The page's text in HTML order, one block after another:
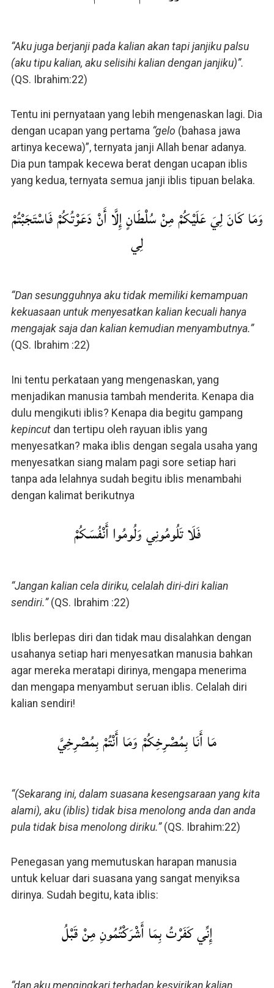
“Aku juga berjanji pada kalian akan tapi janjiku palsu
(aku tipu kalian, aku selisihi kalian dengan janjiku)”.
(QS. Ibrahim:22)
Tentu ini pernyataan yang lebih mengenaskan lagi. Dia
dengan ucapan yang pertama “gelo (bahasa jawa
artinya kecewa)”, ternyata janji Allah benar adanya.
Dia pun tampak kecewa berat dengan ucapan iblis
yang kedua, ternyata semua janji iblis tipuan belaka.
وَمَا كَانَ لِيَ عَلَيْكُمْ مِنْ سُلْطَانٍ إِلَّا أَنْ دَعَوْتُكُمْ فَاسْتَجَبْتُمْ
لِي
“Dan sesungguhnya aku tidak memiliki kemampuan
kekuasaan untuk menyesatkan kalian kecuali hanya
mengajak saja dan kalian kemudian menyambutnya.”
(QS. Ibrahim :22)
Ini tentu perkataan yang mengenaskan, yang
menjadikan manusia tambah menderita. Kenapa dia
dulu mengikuti iblis? Kenapa dia begitu gampang
kepincutdan tertipu oleh rayuan iblis yang
menyesatkan? maka iblis dengan segala usaha yang
menyesatkan siang malam pagi sore setiap hari
tanpa ada lelahnya sudah begitu iblis menambahi
dengan kalimat berikutnya
فَلَا تَلُومُونِي وَلُومُوا أَنْفُسَكُمْ
“Jangan kalian cela diriku, celalah diri-diri kalian
sendiri.” (QS. Ibrahim :22)
Iblis berlepas diri dan tidak mau disalahkan dengan
usahanya setiap hari menyesatkan manusia bahkan
agar mereka meratapi dirinya, mengapa menerima
dan mengapa menyambut seruan iblis. Celalah diri
kalian sendiri!
مَا أَنَا بِمُصْرِخِكُمْ وَمَا أَنْتُمْ بِمُصْرِخِيَّ
“(Sekarang ini, dalam suasana kesengsaraan yang kita
alami), aku (iblis) tidak bisa menolong anda dan anda
pula tidak bisa menolong diriku.” (QS. Ibrahim:22)
Penegasan yang memutuskan harapan manusia
untuk keluar dari suasana yang sangat menyiksa
dirinya. Sudah begitu, kata iblis:
إِنِّي كَفَرْتُ بِمَا أَشْرَكْتُمُونِ مِنْ قَبْلُ
“dan aku mengingkari terhadap kesyirikan kalian